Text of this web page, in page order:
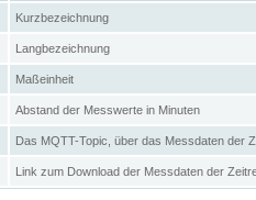
Kurzbezeichnung
Langbezeichnung
Maßeinheit
Abstand der Messwerte in Minuten
Das MQTT-Topic, über das Messdaten der
Link zum Download der Messdaten der